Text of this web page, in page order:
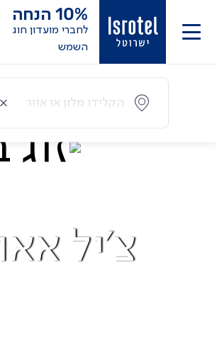
10% הנחה
לחברי מועדון חוג
השמש
צ'יל